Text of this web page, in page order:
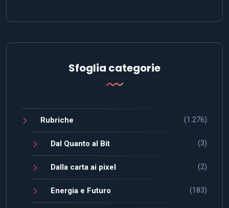
Sfoglia categorie
Rubriche (1.276)
Dal Quanto al Bit (3)
Dalla carta ai pixel (2)
Energia e Futuro (183)